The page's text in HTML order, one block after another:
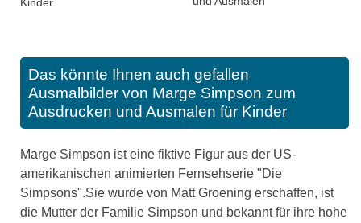
Das könnte Ihnen auch gefallen
Ausmalbilder von Marge Simpson zum
Ausdrucken und Ausmalen für Kinder
Marge Simpson ist eine fiktive Figur aus der US-
amerikanischen animierten Fernsehserie "Die
Simpsons".Sie wurde von Matt Groening erschaffen, ist
die Mutter der Familie Simpson und bekannt für ihre hohe